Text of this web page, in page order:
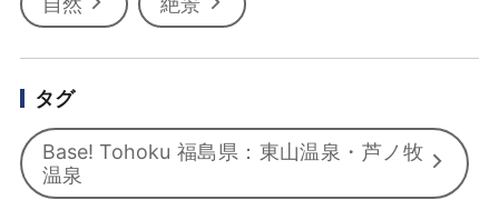
タグ
Base! Tohoku 福島県：東山温泉・芦ノ牧
温泉